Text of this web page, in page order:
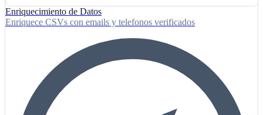
Enriquecimiento de Datos
Enriquece CSVs con emails y telefonos verificados